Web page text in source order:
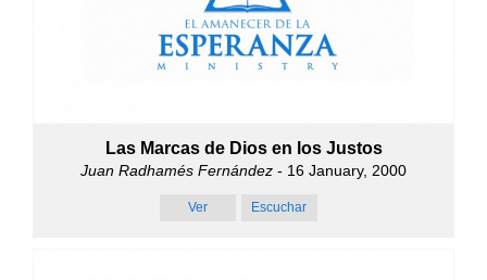
Las Marcas de Dios en los Justos
Juan Radhamés Fernández - 16 January, 2000
Ver Escuchar